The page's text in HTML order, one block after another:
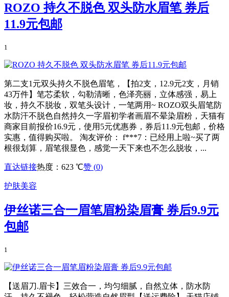
ROZO 持久不脱色 双头防水眉笔 券后
11.9元包邮
1
第二支1元双头持久不脱色眉笔，【拍2支，12.9元2支，月销
43万件】笔芯柔软，勾勒清晰，色泽亮丽，立体感强，易上
妆，持久不脱妆，双笔头设计，一笔两用~ ROZO双头眉笔防
水防汗不脱色自然持久一字眉初学者画眉不晕染眉粉，天猫有
商家目前报价16.9元，使用5元优惠券，券后11.9元包邮，价格
实惠，值得购买啦。 淘友评价： f***7：已经用上啦~买了两
根很划算，眉笔很显色，感觉一天下来也不怎么脱妆，...
直达链接热度：623 ℃赞 (0)
护肤美容
伊丝诺三合一眉笔眉粉染眉膏 券后9.9元
包邮
1
【送眉刀.眉卡】三效合一，均匀细腻，自然立体，防水防